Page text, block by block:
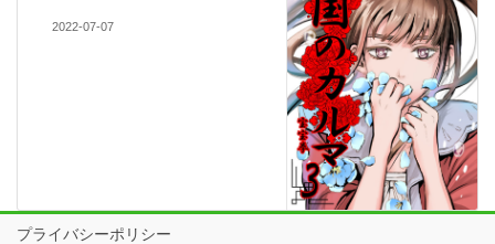
2022-07-07
プライバシーポリシー